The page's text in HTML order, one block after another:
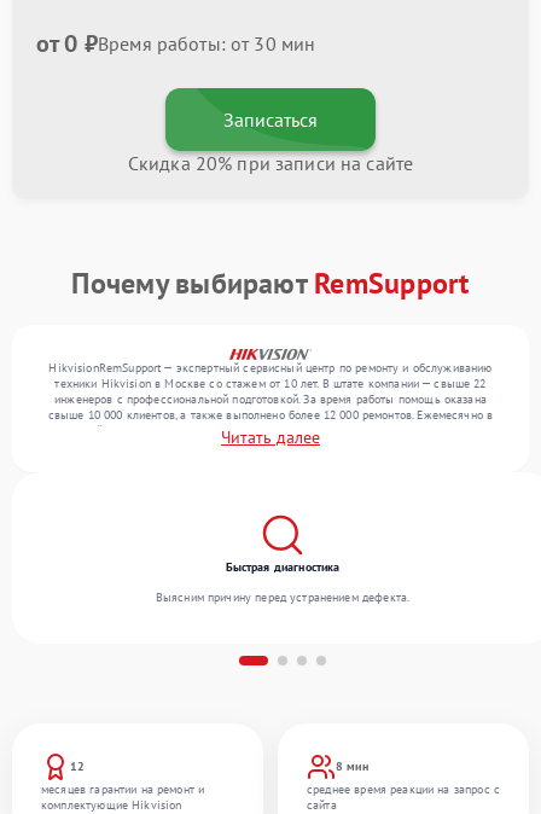
от 0 ₽Время работы: от 30 мин
Записаться
Скидка 20% при записи на сайте
Почему выбираютRemSupport
HikvisionRemSupport — экспертный сервисный центр по ремонту и обслуживанию
техники Hikvision в Москве со стажем от 10 лет. В штате компании — свыше 22
инженеров с профессиональной подготовкой. За время работы помощь оказана
свыше 10 000 клиентов, а также выполнено более 12 000 ремонтов. Ежемесячно в
сервисный центр поступает свыше 300 единиц техники, включая , , . Мы работаем с
широким спектром неисправностей и гарантируем высокое качество обслуживания
Читать далее
12
месяцев гарантии на ремонт и
комплектующие Hikvision
8 мин
среднее время реакции на запрос с
сайта
Быстрая диагностика
Выясним причину перед устранением дефекта.